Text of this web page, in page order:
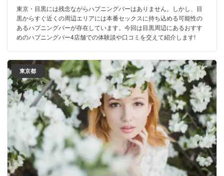
東京・目黒には残念ながらハプニングバーはありません。しかし、目
黒からすぐ近くの周辺エリアには本番セックスに持ち込める可能性の
あるハプニングバーが存在しています。今回は目黒周辺にあるおすす
めのハプニングバー4店舗での体験談や口コミを交えて紹介します!
東京都